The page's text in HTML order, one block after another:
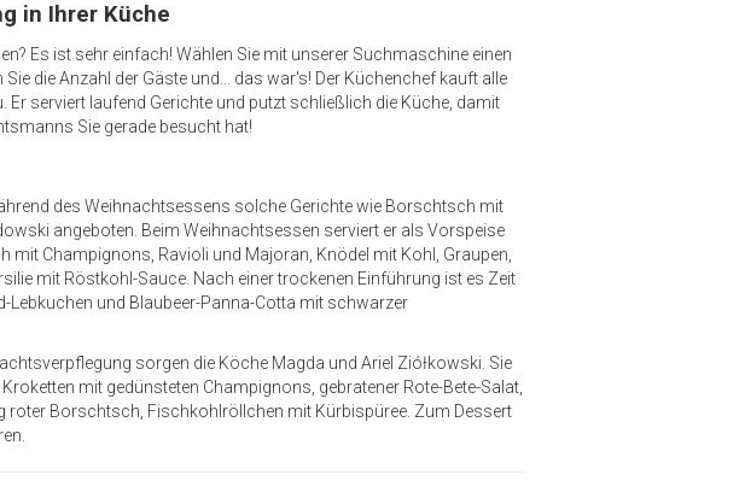
in Ihrer Küche
Es ist sehr einfach! Wählen Sie mit unserer Suchmaschine einen
die Anzahl der Gäste und… das war's! Der Küchenchef kauft alle
serviert laufend Gerichte und putzt schließlich die Küche, damit
Sie gerade besucht hat!
des Weihnachtsessens solche Gerichte wie Borschtsch mit
angeboten. Beim Weihnachtsessen serviert er als Vorspeise
Champignons, Ravioli und Majoran, Knödel mit Kohl, Graupen,
mit Röstkohl-Sauce. Nach einer trockenen Einführung ist es Zeit
und Blaubeer-Panna-Cotta mit schwarzer
sorgen die Köche Magda und Ariel Ziółkowski. Sie
mit gedünsteten Champignons, gebratener Rote-Bete-Salat,
roter Borschtsch, Fischkohlröllchen mit Kürbispüree. Zum Dessert